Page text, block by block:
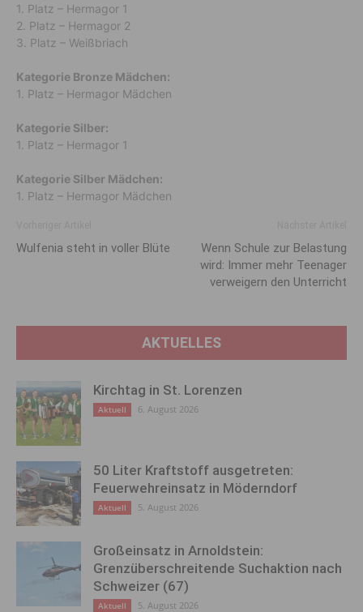
1. Platz – Hermagor 1
2. Platz – Hermagor 2
3. Platz – Weißbriach
Kategorie Bronze Mädchen:
1. Platz – Hermagor Mädchen
Kategorie Silber:
1. Platz – Hermagor 1
Kategorie Silber Mädchen:
1. Platz – Hermagor Mädchen
Wulfenia steht in voller Blüte
Wenn Schule zur Belastung
wird: Immer mehr Teenager
verweigern den Unterricht
AKTUELLES
Kirchtag in St. Lorenzen
Aktuell 6. August 2026
50 Liter Kraftstoff ausgetreten:
Feuerwehreinsatz in Möderndorf
Aktuell 5. August 2026
Großeinsatz in Arnoldstein:
Grenzüberschreitende Suchaktion nach
Schweizer (67)
Aktuell 5. August 2026